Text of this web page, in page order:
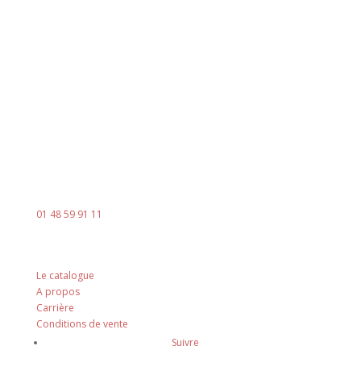
01 48 59 91 11
Le catalogue
A propos
Carrière
Conditions de vente
Suivre